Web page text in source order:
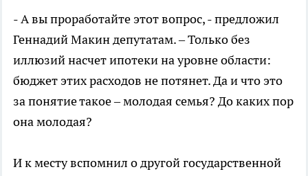
- А вы проработайте этот вопрос, - предложил
Геннадий Макин депутатам. – Только без
иллюзий насчет ипотеки на уровне области:
бюджет этих расходов не потянет. Да и что это
за понятие такое – молодая семья? До каких пор
она молодая?
И к месту вспомнил о другой государственной